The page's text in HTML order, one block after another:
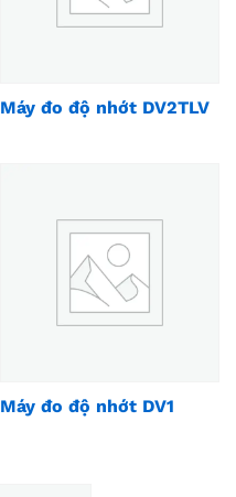
Máy đo độ nhớt DV2TLV
Máy đo độ nhớt DV1